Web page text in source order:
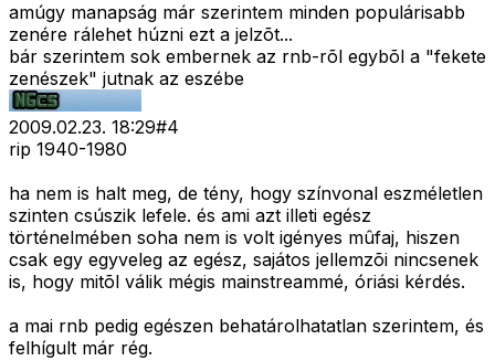
amúgy manapság már szerintem minden populárisabb
zenére rálehet húzni ezt a jelzõt...
bár szerintem sok embernek az rnb-rõl egybõl a "fekete
zenészek" jutnak az eszébe
2009.02.23. 18:29#4
rip 1940-1980
ha nem is halt meg, de tény, hogy színvonal eszméletlen
szinten csúszik lefele. és ami azt illeti egész
történelmében soha nem is volt igényes mûfaj, hiszen
csak egy egyveleg az egész, sajátos jellemzõi nincsenek
is, hogy mitõl válik mégis mainstreammé, óriási kérdés.
a mai rnb pedig egészen behatárolhatatlan szerintem, és
felhígult már rég.